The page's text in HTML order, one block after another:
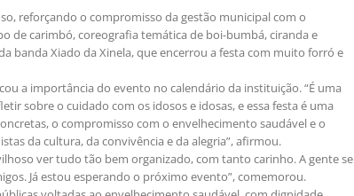
reforçando o compromisso da gestão municipal com o
de carimbó, coreografia temática de boi-bumbá, ciranda e
banda Xiado da Xinela, que encerrou a festa com muito forró e
a importância do evento no calendário da instituição. “É uma
sobre o cuidado com os idosos e idosas, e essa festa é uma
o compromisso com o envelhecimento saudável e o
da cultura, da convivência e da alegria”, afirmou.
ver tudo tão bem organizado, com tanto carinho. A gente se
Já estou esperando o próximo evento”, comemorou.